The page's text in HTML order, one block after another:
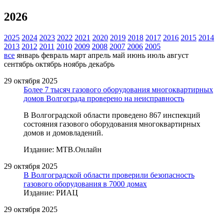
2026
2025 2024 2023 2022 2021 2020 2019 2018 2017 2016 2015 2014
2013 2012 2011 2010 2009 2008 2007 2006 2005
все январь февраль март апрель май июнь июль август
сентябрь октябрь ноябрь декабрь
29 октября 2025
Более 7 тысяч газового оборудования многоквартирных
домов Волгограда проверено на неисправность
В Волгоградской области проведено 867 инспекций
состояния газового оборудования многоквартирных
домов и домовладений.
Издание: МТВ.Онлайн
29 октября 2025
В Волгоградской области проверили безопасность
газового оборудования в 7000 домах
Издание: РИАЦ
29 октября 2025